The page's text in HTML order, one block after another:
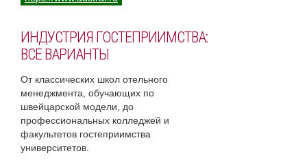
ИНДУСТРИЯ ГОСТЕПРИИМСТВА:
ВСЕ ВАРИАНТЫ
От классических школ отельного
менеджмента, обучающих по
швейцарской модели, до
профессиональных колледжей и
факультетов гостеприимства
университетов.